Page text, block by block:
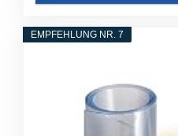
EMPFEHLUNG NR. 7